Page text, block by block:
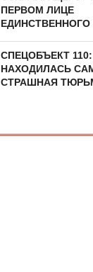
ПЕРВОМ ЛИЦЕ
ЕДИНСТВЕННОГО
СПЕЦОБЪЕКТ
НАХОДИЛАСЬ
СТРАШНАЯ